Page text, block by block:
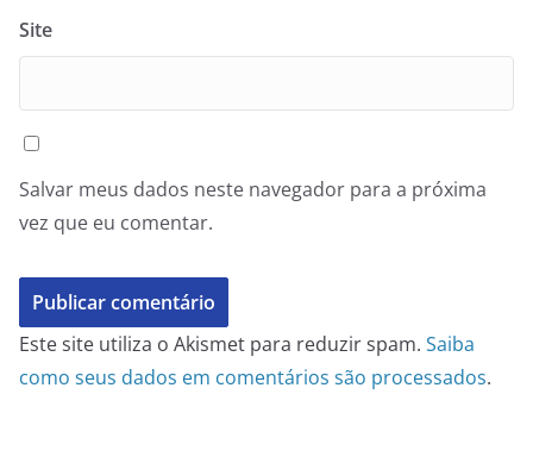
Site
Salvar meus dados neste navegador para a próxima
vez que eu comentar.
Este site utiliza o Akismet para reduzir spam. Saiba
como seus dados em comentários são processados.